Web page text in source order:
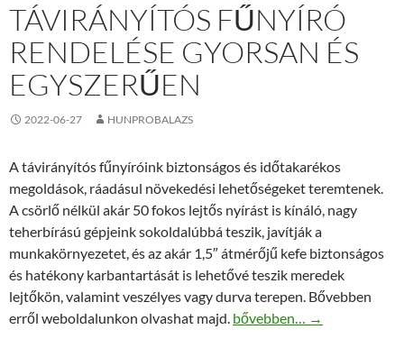
TÁVIRÁNYÍTÓS FŰNYÍRÓ
RENDELÉSE GYORSAN ÉS
EGYSZERŰEN
2022-06-27 HUNPROBALAZS
A távirányítós fűnyíróink biztonságos és időtakarékos
megoldások, ráadásul növekedési lehetőségeket teremtenek.
A csörlő nélkül akár 50 fokos lejtős nyírást is kínáló, nagy
teherbírású gépjeink sokoldalúbbá teszik, javítják a
munkakörnyezetet, és az akár 1,5″ átmérőjű kefe biztonságos
és hatékony karbantartását is lehetővé teszik meredek
lejtőkön, valamint veszélyes vagy durva terepen. Bővebben
erről weboldalunkon olvashat majd. Távirányítós fűnyíró
bővebben… →